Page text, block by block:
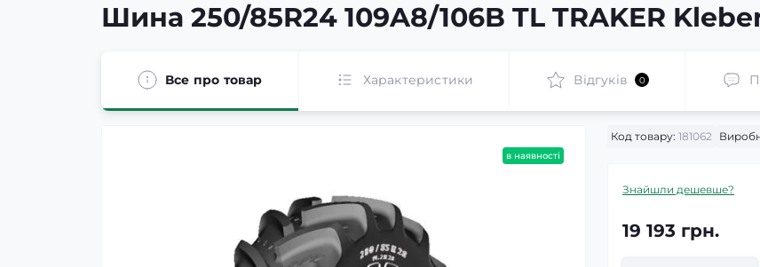
Шина 250/85R24 109A8/106B TL TRAKER
Все про товар Характеристики Відгуків 0
в наявності
Код товару: 181062
Знайшли дешевше?
19 193 грн.